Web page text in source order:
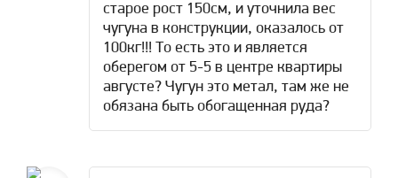
старое рост 150см, и уточнила вес
чугуна в конструкции, оказалось от
100кг!!! То есть это и является
оберегом от 5-5 в центре квартиры
августе? Чугун это метал, там же не
обязана быть обогащенная руда?